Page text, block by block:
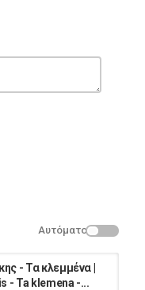
Αυτόματο
- Τα κλεμμένα |
- Ta klemena -...